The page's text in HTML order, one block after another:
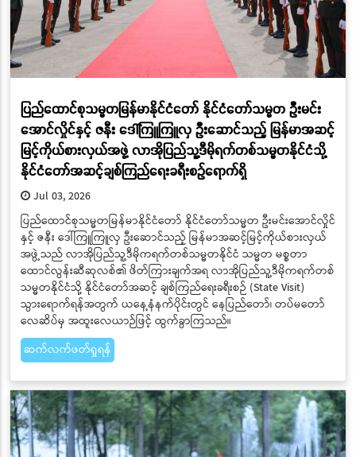
ပြည်ထောင်စုသမ္မတမြန်မာနိုင်ငံတော် နိုင်ငံတော်သမ္မတ ဦးမင်း
အောင်လှိုင်နှင့် ဇနီး ဒေါ်ကြူကြူလှ ဦးဆောင်သည့် မြန်မာအဆင့်
မြင့်ကိုယ်စားလှယ်အဖွဲ့ လာအိုပြည်သူ့ဒီမိုရက်တစ်သမ္မတနိုင်ငံသို့
နိုင်ငံတော်အဆင့်ချစ်ကြည်ရေးခရီးစဉ်ရောက်ရှိ
Jul 03, 2026
ပြည်ထောင်စုသမ္မတမြန်မာနိုင်ငံတော် နိုင်ငံတော်သမ္မတ ဦးမင်းအောင်လှိုင်
နှင့် ဇနီး ဒေါ်ကြူကြူလှ ဦးဆောင်သည့် မြန်မာအဆင့်မြင့်ကိုယ်စားလှယ်
အဖွဲ့သည် လာအိုပြည်သူ့ဒီမိုကရက်တစ်သမ္မတနိုင်ငံ သမ္မတ မစ္စတာ
ထောင်လွန်းဆီဆုလစ်၏ ဖိတ်ကြားချက်အရ လာအိုပြည်သူ့ဒီမိုကရက်တစ်
သမ္မတနိုင်ငံသို့ နိုင်ငံတော်အဆင့် ချစ်ကြည်ရေးခရီးစဉ် (State Visit)
သွားရောက်ရန်အတွက် ယနေ့နံနက်ပိုင်းတွင် နေပြည်တော်၊ တပ်မတော်
လေဆိပ်မှ အထူးလေယာဉ်ဖြင့် ထွက်ခွာကြသည်။
ဆက်လက်ဖတ်ရှုရန်